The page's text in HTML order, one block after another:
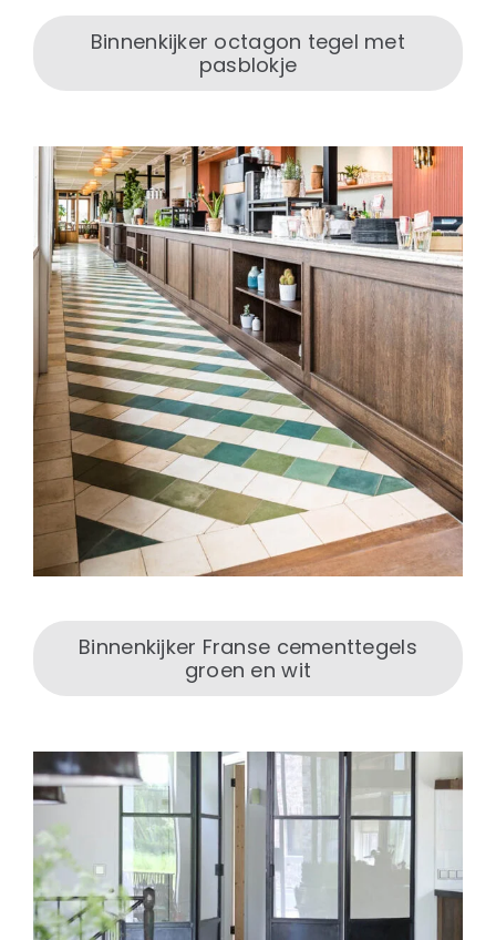
Binnenkijker octagon tegel met
pasblokje
Binnenkijker Franse cementtegels
groen en wit